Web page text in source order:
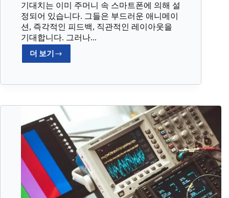
기대치는 이미 주머니 속 스마트폰에 의해 설
정되어 있습니다. 그들은 부드러운 애니메이
션, 즉각적인 피드백, 직관적인 레이아웃을
기대합니다. 그러나...
더 보기